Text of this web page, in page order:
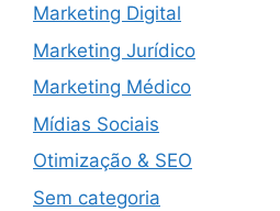
Marketing Digital
Marketing Jurídico
Marketing Médico
Mídias Sociais
Otimização & SEO
Sem categoria